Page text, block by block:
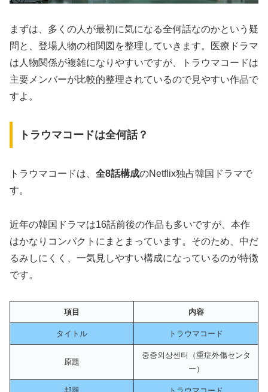
まずは、多くの人が最初に気になる全何話なのかという疑
問と、登場人物の相関図を整理していきます。医療ドラマ
は人物関係が複雑になりやすいですが、トラウマコードは
主要メンバーが比較的整理されているので見やすい作品で
すよ。
トラウマコードは全何話？
トラウマコードは、 全8話構成のNetflix独占韓国ドラマで
す。
近年の韓国ドラマは16話前後の作品も多いですが、本作
はかなりコンパクトにまとまっています。そのため、 中だ
るみしにくく、一気見しやすい構成になっているのが特徴
です。
項目 内容
タイトル トラウマコード
原題
중증외상센터（重症外傷センタ
ー）